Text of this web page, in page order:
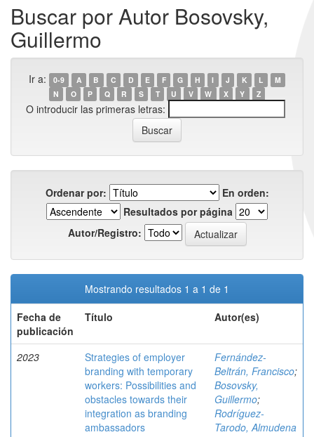
Buscar por Autor Bosovsky,
Guillermo
Ir a: 0-9 A B C D E F G H I J K L
M
N
O P Q R S T U V W X Y Z
O introducir las primeras letras:
Ordenar por:
En orden:
Resultados por página
Autor/Registro:
Mostrando resultados 1 a 1 de 1
Fecha de
publicación
Título Autor(es)
2023
Strategies of employer
branding with temporary
workers: Possibilities and
obstacles towards their
integration as branding
ambassadors
Fernández-
Beltrán, Francisco;
Bosovsky,
Guillermo;
Rodríguez-
Tarodo, Almudena